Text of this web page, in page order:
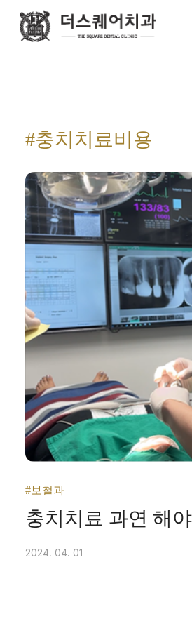
#충치치료비용
#보철과
충치치료 과연 해
2024. 04. 01